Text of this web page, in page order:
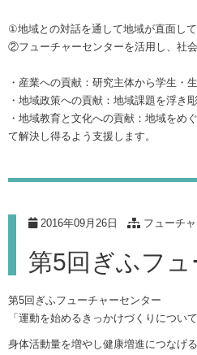
①地域との対話を通して地域が直面し
②フューチャーセンターを活用し、社会
・産業への貢献：研究主体から学生・
・地域政策への貢献：地域課題を浮き
・地域教育と文化への貢献：地域をめ
て解決し得るよう支援します。
2016年09月26日 フューチ
第5回ぎふフ
第5回ぎふフューチャーセンター
「運動を始めるきっかけづくりについ
身体活動量を増やし健康増進につなげ